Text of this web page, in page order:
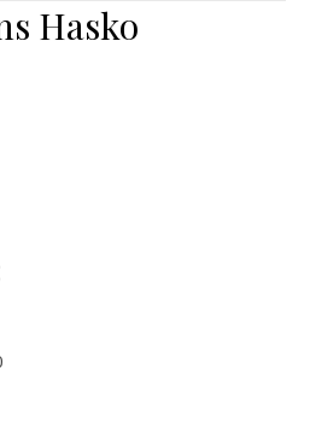
Hasko